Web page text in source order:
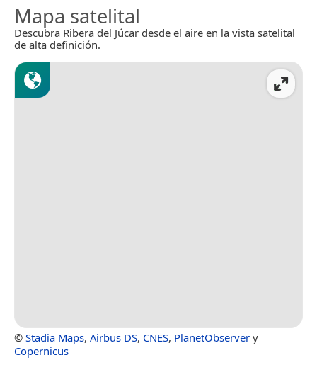
Mapa satelital
Descubra Ribera del Júcar desde el aire en la vista satelital
de alta definición.
© Stadia Maps, Airbus DS, CNES, PlanetObserver y
Copernicus